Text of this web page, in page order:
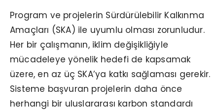
Program ve projelerin Sürdürülebilir Kalkınma
Amaçları (SKA) ile uyumlu olması zorunludur.
Her bir çalışmanın, iklim değişikliğiyle
mücadeleye yönelik hedefi de kapsamak
üzere, en az üç SKA’ya katkı sağlaması gerekir.
Sisteme başvuran projelerin daha önce
herhangi bir uluslararası karbon standardı